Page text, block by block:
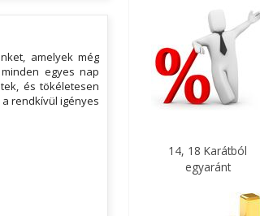
amelyek még
egyes nap
és tökéletesen
rendkívül igényes
14, 18 Karátból
egyaránt